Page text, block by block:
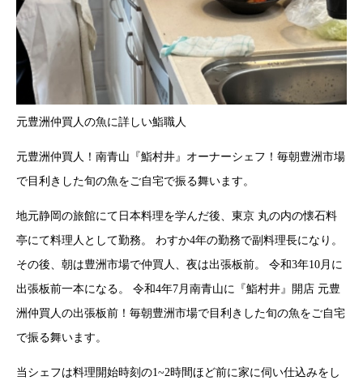
元豊洲仲買人の魚に詳しい鮨職人
元豊洲仲買人！南青山『鮨村井』オーナーシェフ！毎朝豊洲市場
で目利きした旬の魚をご自宅で振る舞います。
地元静岡の旅館にて日本料理を学んだ後、東京 丸の内の懐石料
亭にて料理人として勤務。 わすか4年の勤務で副料理長になり。
その後、朝は豊洲市場で仲買人、夜は出張板前。 令和3年10月に
出張板前一本になる。 令和4年7月南青山に『鮨村井』開店 元豊
洲仲買人の出張板前！毎朝豊洲市場で目利きした旬の魚をご自宅
で振る舞います。
当シェフは料理開始時刻の1~2時間ほど前に家に伺い仕込みをし